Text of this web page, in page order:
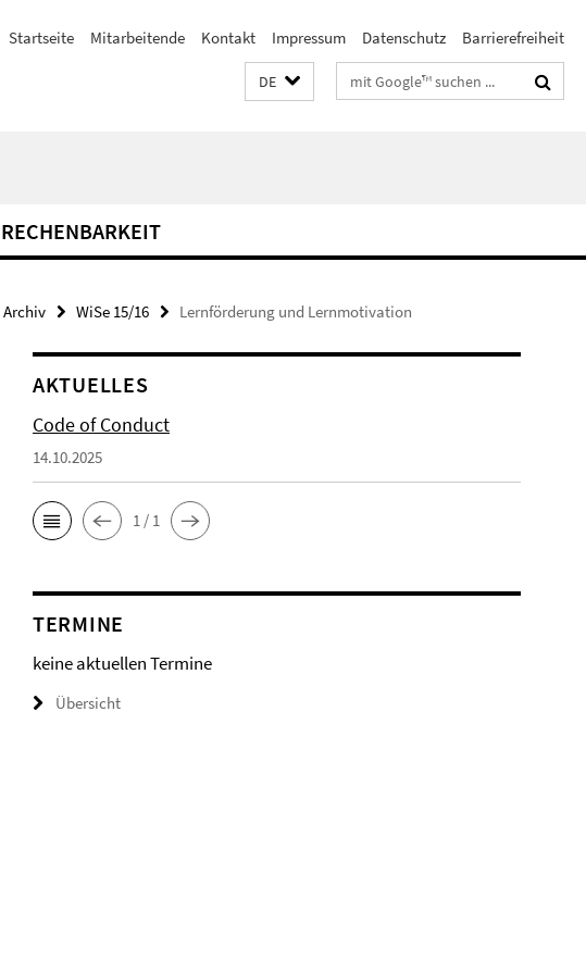
Startseite Mitarbeitende Kontakt Impressum Datenschutz Barrierefreiheit
DE Suchbegriffe
Archiv WiSe 15/16 Lernförderung und Lernmotivation
AKTUELLES
Code of Conduct
14.10.2025
1 / 1
TERMINE
keine aktuellen Termine
Übersicht